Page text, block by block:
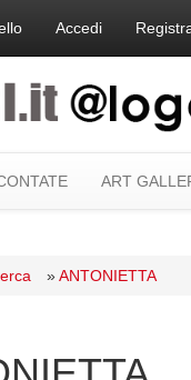
Accedi
ART
»ANTONIETTA